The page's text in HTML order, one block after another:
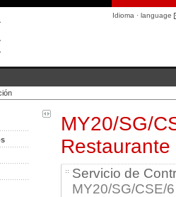
Idioma · language
MY20/SG/
Servicio de
MY20/SG/CSE/